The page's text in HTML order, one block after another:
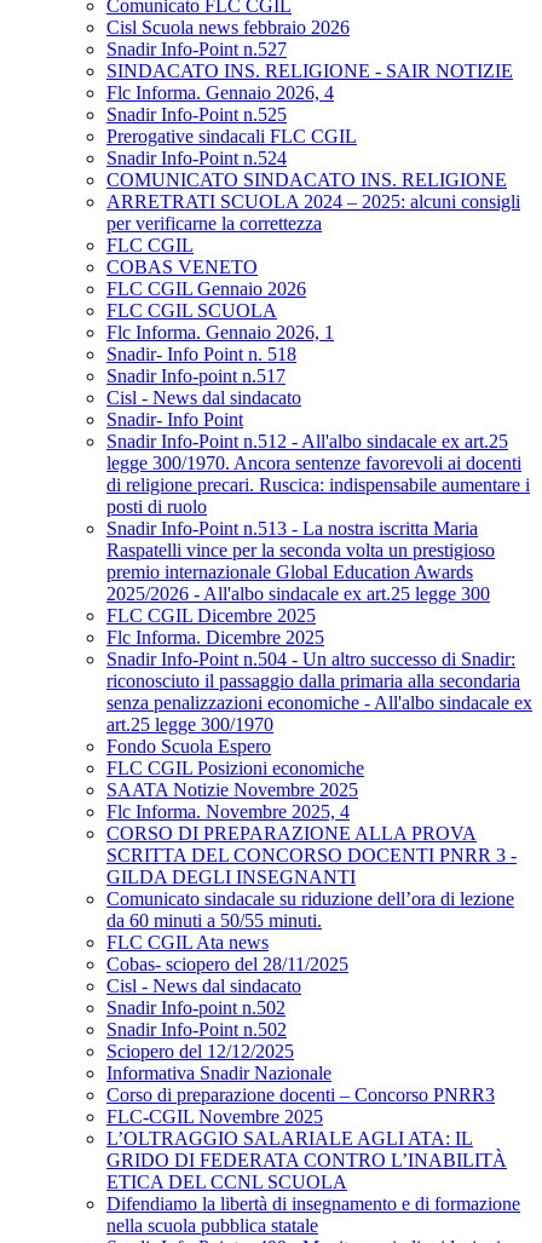
Comunicato FLC CGIL
Cisl Scuola news febbraio 2026
Snadir Info-Point n.527
SINDACATO INS. RELIGIONE - SAIR NOTIZIE
Flc Informa. Gennaio 2026, 4
Snadir Info-Point n.525
Prerogative sindacali FLC CGIL
Snadir Info-Point n.524
COMUNICATO SINDACATO INS. RELIGIONE
ARRETRATI SCUOLA 2024 – 2025: alcuni consigli
per verificarne la correttezza
FLC CGIL
COBAS VENETO
FLC CGIL Gennaio 2026
FLC CGIL SCUOLA
Flc Informa. Gennaio 2026, 1
Snadir- Info Point n. 518
Snadir Info-point n.517
Cisl - News dal sindacato
Snadir- Info Point
Snadir Info-Point n.512 - All'albo sindacale ex art.25
legge 300/1970. Ancora sentenze favorevoli ai docenti
di religione precari. Ruscica: indispensabile aumentare i
posti di ruolo
Snadir Info-Point n.513 - La nostra iscritta Maria
Raspatelli vince per la seconda volta un prestigioso
premio internazionale Global Education Awards
2025/2026 - All'albo sindacale ex art.25 legge 300
FLC CGIL Dicembre 2025
Flc Informa. Dicembre 2025
Snadir Info-Point n.504 - Un altro successo di Snadir:
riconosciuto il passaggio dalla primaria alla secondaria
senza penalizzazioni economiche - All'albo sindacale ex
art.25 legge 300/1970
Fondo Scuola Espero
FLC CGIL Posizioni economiche
SAATA Notizie Novembre 2025
Flc Informa. Novembre 2025, 4
CORSO DI PREPARAZIONE ALLA PROVA
SCRITTA DEL CONCORSO DOCENTI PNRR 3 -
GILDA DEGLI INSEGNANTI
Comunicato sindacale su riduzione dell’ora di lezione
da 60 minuti a 50/55 minuti.
FLC CGIL Ata news
Cobas- sciopero del 28/11/2025
Cisl - News dal sindacato
Snadir Info-point n.502
Snadir Info-Point n.502
Sciopero del 12/12/2025
Informativa Snadir Nazionale
Corso di preparazione docenti – Concorso PNRR3
FLC-CGIL Novembre 2025
L’OLTRAGGIO SALARIALE AGLI ATA: IL
GRIDO DI FEDERATA CONTRO L’INABILITÀ
ETICA DEL CCNL SCUOLA
Difendiamo la libertà di insegnamento e di formazione
nella scuola pubblica statale